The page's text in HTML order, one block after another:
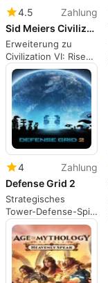
4.5
Zahlung
Sid Meiers Civilization VI: Rise and Fall
Erweiterung zu
Civilization VI: Rise
and Fall
4
Zahlung
Defense Grid 2
Strategisches
Tower-Defense-Spiel
für Windows